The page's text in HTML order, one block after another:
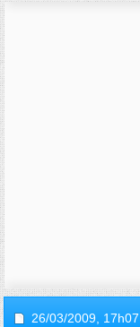
26/03/2009, 17h07